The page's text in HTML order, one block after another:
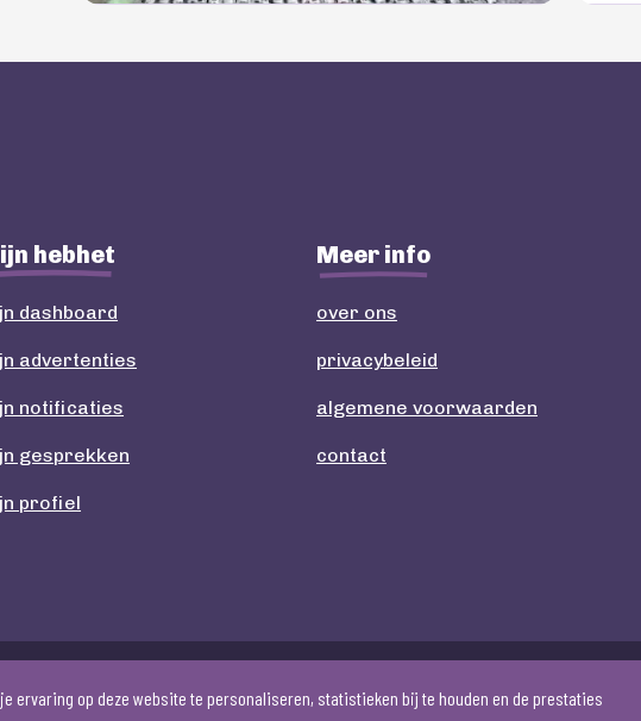
hebhet
dashboard
advertenties
notificaties
gesprekken
profiel
Meer info
over ons
privacybeleid
algemene voorwaarden
contact
Copyright 2023 - 2026. HebHet.nl - Een creatie vanCodeStars.
ervaring op deze website te personaliseren, statistieken bij te houden en de prestaties